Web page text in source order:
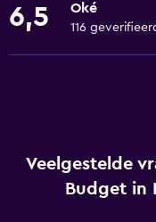
6,5 Oké
116
Veelgestelde
Budget in